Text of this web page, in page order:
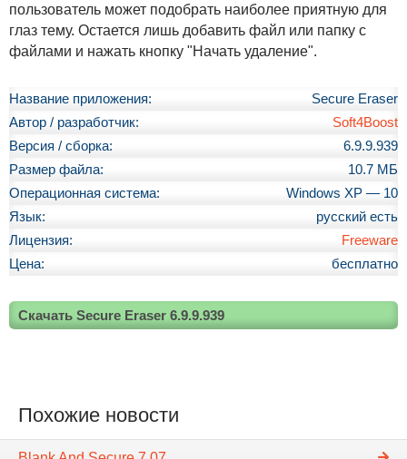
пользователь может подобрать наиболее приятную для
глаз тему. Остается лишь добавить файл или папку с
файлами и нажать кнопку "Начать удаление".
Название приложения:
Secure Eraser
Автор / разработчик:
Soft4Boost
Версия / сборка:
6.9.9.939
Размер файла:
10.7 МБ
Операционная система:
Windows XP — 10
Язык:
русский есть
Лицензия:
Freeware
Цена:
бесплатно
Скачать Secure Eraser 6.9.9.939
Похожие новости